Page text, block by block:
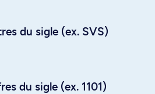
du sigle (ex. SVS)
du sigle (ex. 1101)